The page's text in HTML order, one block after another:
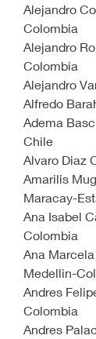
Alejandro
Colombia
Alejandro
Colombia
Alejandro
Alfredo
Adema
Chile
Alvaro Diaz
Amarilis
Maracay-
Ana Isabel
Colombia
Ana
Medellin-
Andres
Colombia
Andres